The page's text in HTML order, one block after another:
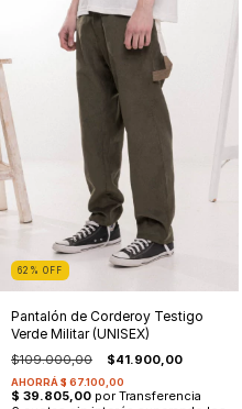
62 % OFF
Pantalón de Corderoy Testigo
Verde Militar (UNISEX)
$109.000,00 $41.900,00